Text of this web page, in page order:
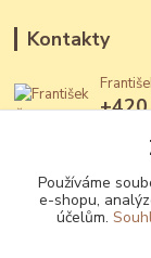
Kontakty
Používáme
e-shopu,
účelům.